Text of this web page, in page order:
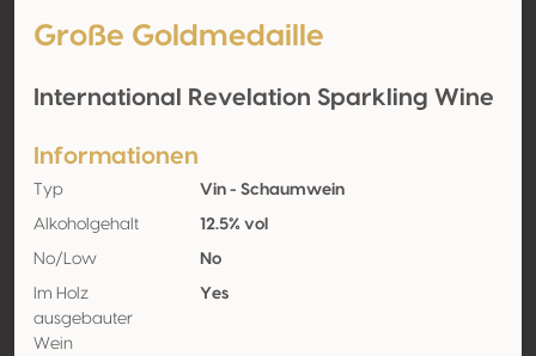
Große Goldmedaille
International Revelation Sparkling Wine
Informationen
Typ Vin - Schaumwein
Alkoholgehalt 12.5% vol
No/Low No
Im Holz
ausgebauter
Wein
Yes